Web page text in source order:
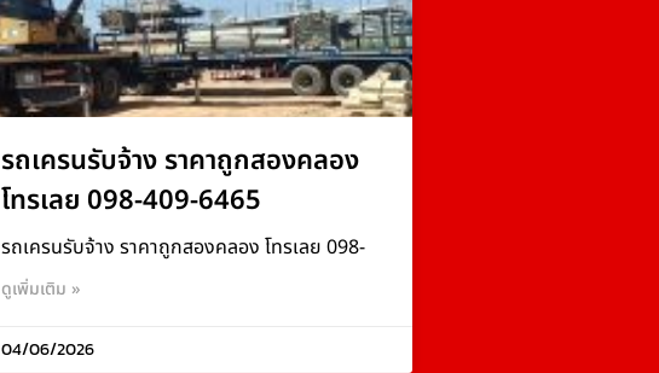
รถเครนรับจ้าง ราคาถูกสองคลอง
โทรเลย 098-409-6465
รถเครนรับจ้าง ราคาถูกสองคลอง โทรเลย 098-
ดูเพิ่มเติม »
04/06/2026